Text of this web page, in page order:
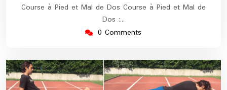
Course à Pied et Mal de Dos Course à Pied et Mal de
Dos :…
0 Comments